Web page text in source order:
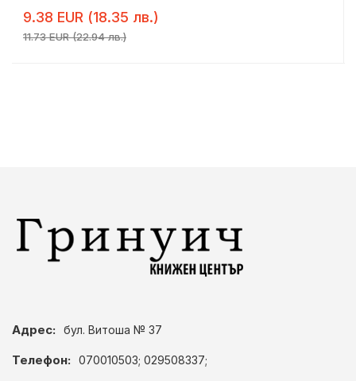
9.38 EUR (18.35 лв.)
11.73 EUR (22.94 лв.)
Адрес: бул. Витоша № 37
Телефон: 070010503; 029508337;